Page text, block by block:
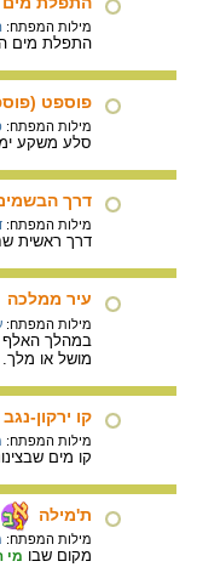
מילות המפתח:
התפלת מים
פוספט
מילות המפתח:
סלע משקע
דרך
מילות המפתח:
דרך ראשית
עיר ממלכה
מילות המפתח:
במהלך האלף
מושל או
קו ירקון-נגב
מילות המפתח:
קו מים שבצינורותיו הוזרמו מים
ת'מילה
מילות המפתח:
מקום שבו מי